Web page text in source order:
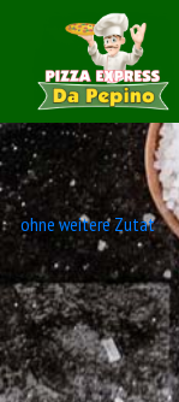
Beitrags-
ohne weitere Zutat